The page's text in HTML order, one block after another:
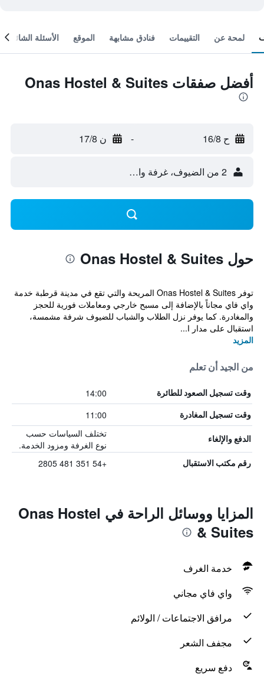
لمحة عن التقييمات فنادق مشابهة الموقع الأسئلة الشائعة
أفضل صفقات Onas Hostel & Suites
ح 16/8 - ن 17/8
2 من الضيوف، غرفة واحدة
حول Onas Hostel & Suites
توفر Onas Hostel & Suites المريحة والتي تقع في مدينة قرطبة خدمة
واي فاي مجاناً بالإضافة إلى مسبح خارجي ومعاملات فورية للحجز
والمغادرة. كما يوفر نزل الطلاب والشباب للضيوف شرفة مشمسة،
استقبال على مدار ا...
المزيد
من الجيد أن تعلم
وقت تسجيل الصعود للطائرة 14:00
وقت تسجيل المغادرة 11:00
الدفع والإلغاء
تختلف السياسات حسب
نوع الغرفة ومزود الخدمة.
رقم مكتب الاستقبال +54 351 481 2805
المزايا ووسائل الراحة في Onas Hostel
& Suites
خدمة الغرف
واي فاي مجاني
مرافق الاجتماعات / الولائم
مجفف الشعر
دفع سريع